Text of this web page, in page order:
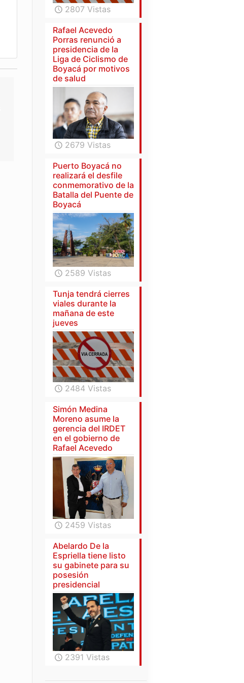
2807 Vistas
Rafael Acevedo
Porras renunció a
presidencia de la
Liga de Ciclismo de
Boyacá por motivos
de salud
2679 Vistas
Puerto Boyacá no
realizará el desfile
conmemorativo de la
Batalla del Puente de
Boyacá
2589 Vistas
Tunja tendrá cierres
viales durante la
mañana de este
jueves
2484 Vistas
Simón Medina
Moreno asume la
gerencia del IRDET
en el gobierno de
Rafael Acevedo
2459 Vistas
Abelardo De la
Espriella tiene listo
su gabinete para su
posesión
presidencial
2391 Vistas